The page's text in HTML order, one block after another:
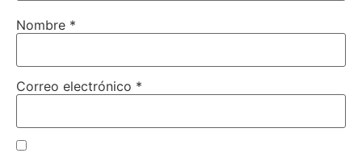
Nombre *
Correo electrónico *